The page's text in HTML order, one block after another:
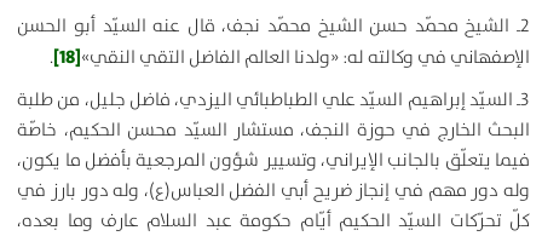
2ـ الشيخ محمّد حسن الشيخ محمّد نجف، قال عنه السيّد أبو الحسن
الإصفهاني في وكالته له: «ولدنا العالم الفاضل التقي النقي»[18]
.
3ـ السيّد إبراهيم السيّد علي الطباطبائي اليزدي، فاضل جليل، من طلبة
البحث الخارج في حوزة النجف، مستشار السيّد محسن الحكيم، خاصّة
فيما يتعلّق بالجانب الإيراني، وتسيير شؤون المرجعية بأفضل ما يكون،
وله دور مهم في إنجاز ضريح أبي الفضل العباس(ع)، وله دور بارز في
كلّ تحرّكات السيّد الحكيم أيّام حكومة عبد السلام عارف وما بعده،